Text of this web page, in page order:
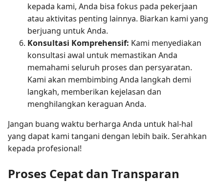
kepada kami, Anda bisa fokus pada pekerjaan
atau aktivitas penting lainnya. Biarkan kami yang
berjuang untuk Anda.
Konsultasi Komprehensif: Kami menyediakan
konsultasi awal untuk memastikan Anda
memahami seluruh proses dan persyaratan.
Kami akan membimbing Anda langkah demi
langkah, memberikan kejelasan dan
menghilangkan keraguan Anda.
Jangan buang waktu berharga Anda untuk hal-hal
yang dapat kami tangani dengan lebih baik. Serahkan
kepada profesional!
Proses Cepat dan Transparan